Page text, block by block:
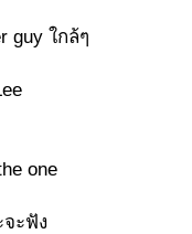
guy ใกล้ๆ
one
ะฟัง